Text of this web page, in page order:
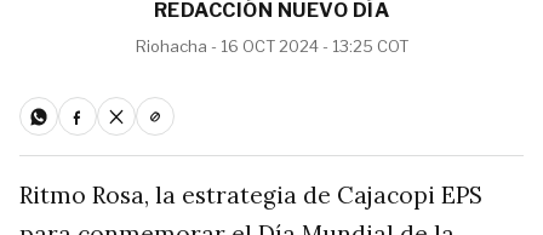
REDACCIÓN NUEVO DÍA
Riohacha - 16 OCT 2024 - 13:25 COT
Ritmo Rosa, la estrategia de Cajacopi EPS